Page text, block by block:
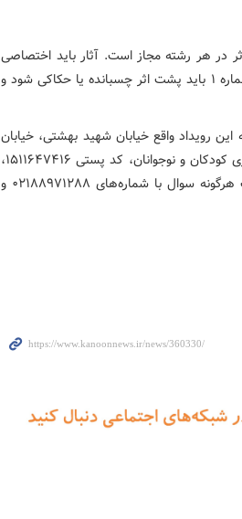
در هر رشته مجاز است. آثار باید اختصاصی
دوسالانه، مربوط به سال‌های ۱۴۰۳ و ۱۴۰۴، و انفرادی باشد. فرم شماره ۱ باید پشت اثر چسبانده یا حکاکی شود و
را به دبیرخانه این رویداد واقع خیابان شهید بهشتی، خیابان
شهید سیدحسن نصرالله (وزرا سابق) شماره ۲۴، کانون پرورش فکری کودکان و نوجوانان، کد پستی ۱۵۱۱۶۴۷۴۱۶،
مدیریت آفرینش‌های ادبی و هنری کانون ارسال کنند و در صورت هرگونه سوال با شماره‌های ۰۲۱۸۸۹۷۱۲۸۸ و